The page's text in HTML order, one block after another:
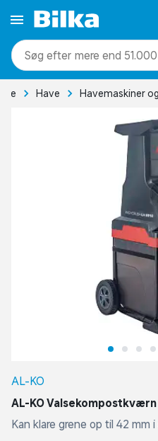
mere end
Have Havemaskiner
AL-KO
AL-KO Valsekompostkværn
Kan klare grene op til 42 mm